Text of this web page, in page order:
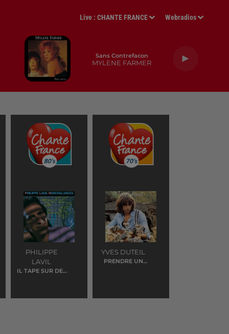
Live :CHANTE FRANCE Webradios
Sans Contrefacon
MYLENE FARMER
PHILIPPE
LAVIL
IL TAPE SUR DES
YVES DUTEIL
PRENDRE UN